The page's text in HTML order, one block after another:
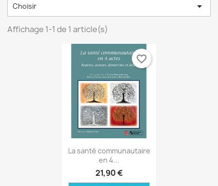
Choisir 
Affichage 1-1 de 1 article(s)
Aperçu rapide
La santé communautaire
en 4...
21,90 €
favorite_border